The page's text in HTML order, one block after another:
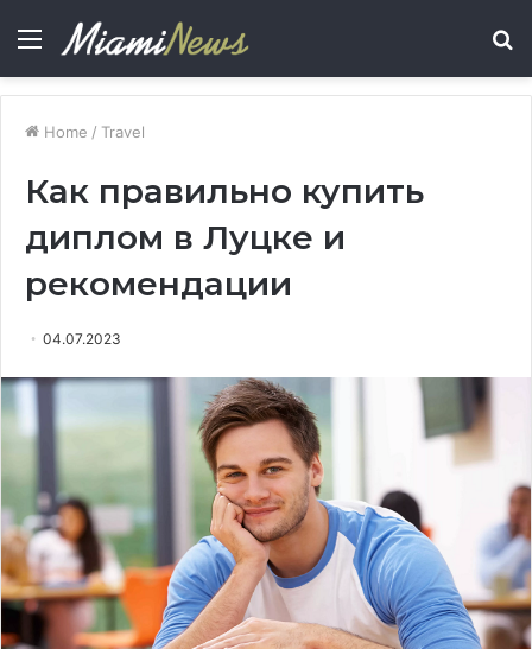
Menu
Home / Travel
Как правильно купить
диплом в Луцке и
рекомендации
04.07.2023